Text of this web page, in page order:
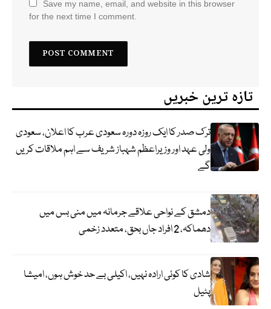
Save my name, email, and website in this browser
for the next time I comment.
تازہ ترین خبریں
ترک صدر کا ایک روزہ دورہ سعودی عرب کا اعلان، سعودی
ولی عہد اور وزیراعظم شہباز شریف سے اہم ملاقات کریں
گے
دمشق کے نواحی علاقے جرمانہ میں منی بس میں
دھماکہ، 2 افراد جاں بحق، متعدد زخمی
شادی کا کوئی ارادہ نہیں، اکیلی بے حد خوش ہوں، امیشا
پٹیل